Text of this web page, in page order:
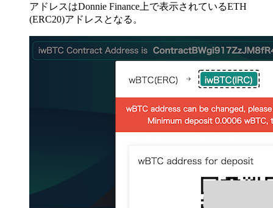
アドレスはDonnie Finance上で表示されているETH
(ERC20)アドレスとなる。